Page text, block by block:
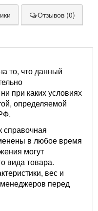
Отзывов (0)
то, что данный
при каких условиях
определяемой
справочная
в любое время
могут
вида товара.
вес и
менеджеров перед